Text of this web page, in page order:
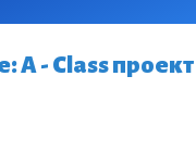
A - Class проект